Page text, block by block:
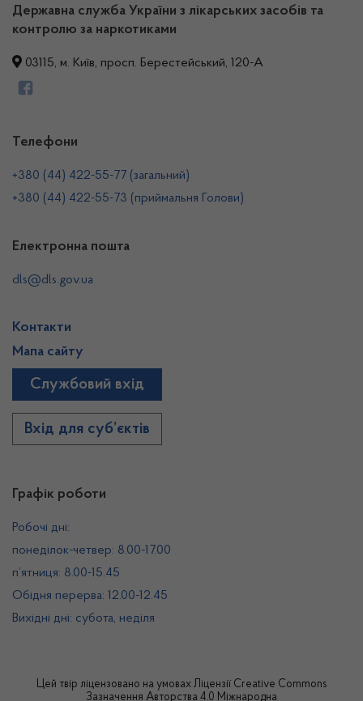
Державна служба України з лікарських засобів та
контролю за наркотиками
03115, м. Київ, просп. Берестейський, 120-А
Графік роботи
Робочі дні:
понеділок-четвер: 8.00-17.00
п’ятниця: 8.00-15.45
Обідня перерва: 12.00-12.45
Вихідні дні: субота, неділя
Телефони
+380 (44) 422-55-77 (загальний)
+380 (44) 422-55-73 (приймальня Голови)
Електронна пошта
dls@dls.gov.ua
Контакти
Мапа сайту
Службовий вхід
Вхід для суб’єктів
Цей твір ліцензовано на умовах Ліцензії Creative Commons
Зазначення Авторства 4.0 Міжнародна